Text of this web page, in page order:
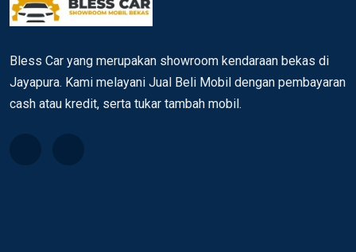
Bless Car yang merupakan showroom kendaraan bekas di
Jayapura. Kami melayani Jual Beli Mobil dengan pembayaran
cash atau kredit, serta tukar tambah mobil.